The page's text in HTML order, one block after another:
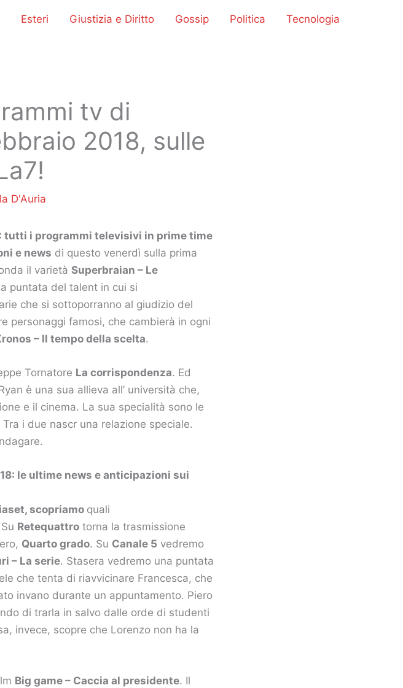
Esteri Giustizia e Diritto Gossip Politica
Tecnologia
tv di
2018, sulle
D'Auria
tutti i programmi televisivi in prime time
e news di questo venerdì sulla prima
il varietà Superbraian – Le
puntata del talent in cui si
che si sottoporranno al giudizio del
personaggi famosi, che cambierà in ogni
– Il tempo della scelta.
Tornatore La corrispondenza. Ed
è una sua allieva all’ università che,
e il cinema. La sua specialità sono le
i due nascr una relazione speciale.
le ultime news e anticipazioni sui
scopriamo quali
Retequattro torna la trasmissione
Quarto grado. Su Canale 5 vedremo
– La serie. Stasera vedremo una puntata
che tenta di riavvicinare Francesca, che
invano durante un appuntamento. Piero
di trarla in salvo dalle orde di studenti
invece, scopre che Lorenzo non ha la
Big game – Caccia al presidente. Il